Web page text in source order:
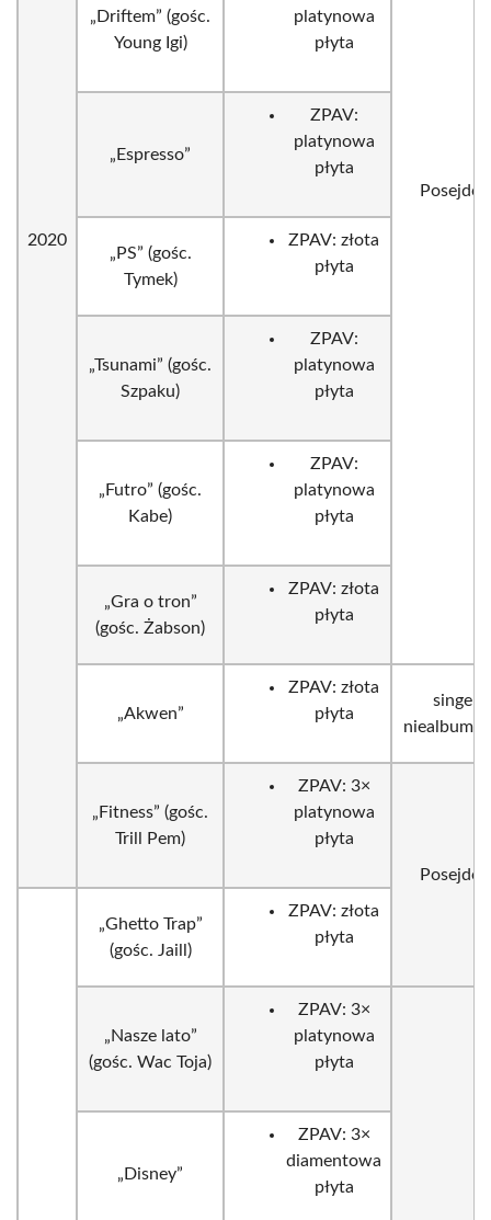
2020
Posejdon
„Driftem” (gośc.
Young Igi)
platynowa
płyta
„Espresso”
ZPAV:
platynowa
płyta
„PS” (gośc.
Tymek)
ZPAV: złota
płyta
„Tsunami” (gośc.
Szpaku)
ZPAV:
platynowa
płyta
„Futro” (gośc.
Kabe)
ZPAV:
platynowa
płyta
„Gra o tron”
(gośc. Żabson)
ZPAV: złota
płyta
„Akwen”
ZPAV: złota
płyta
singel
„Fitness” (gośc.
Trill Pem)
ZPAV: 3×
platynowa
płyta
Posejdon
„Ghetto Trap”
(gośc. Jaill)
ZPAV: złota
płyta
„Nasze lato”
(gośc. Wac Toja)
ZPAV: 3×
platynowa
płyta
„Disney”
ZPAV: 3×
diamentowa
płyta